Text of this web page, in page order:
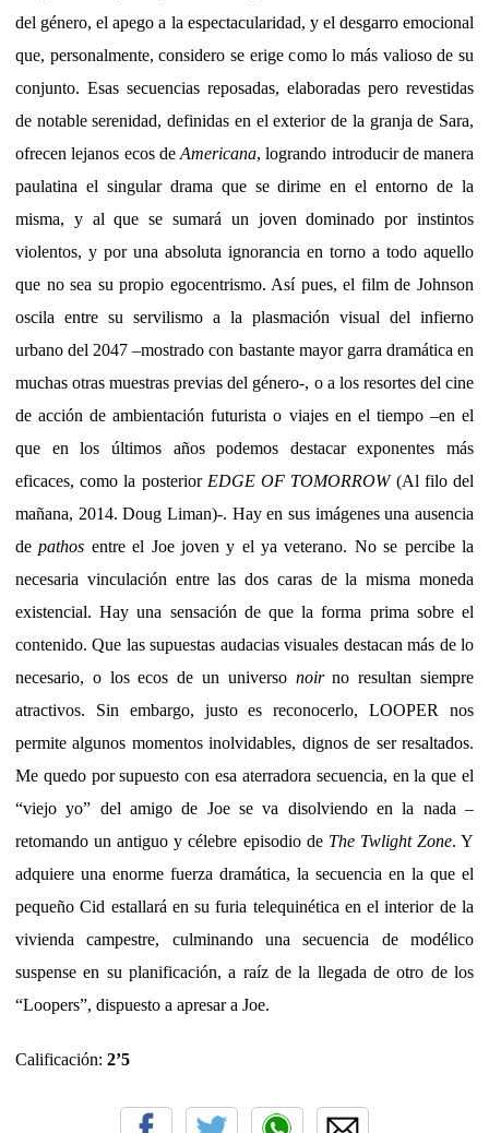
del género, el apego a la espectacularidad, y el desgarro emocional
que, personalmente, considero se erige como lo más valioso de su
conjunto. Esas secuencias reposadas, elaboradas pero revestidas
de notable serenidad, definidas en el exterior de la granja de Sara,
ofrecen lejanos ecos de Americana, logrando introducir de manera
paulatina el singular drama que se dirime en el entorno de la
misma, y al que se sumará un joven dominado por instintos
violentos, y por una absoluta ignorancia en torno a todo aquello
que no sea su propio egocentrismo. Así pues, el film de Johnson
oscila entre su servilismo a la plasmación visual del infierno
urbano del 2047 –mostrado con bastante mayor garra dramática en
muchas otras muestras previas del género-, o a los resortes del cine
de acción de ambientación futurista o viajes en el tiempo –en el
que en los últimos años podemos destacar exponentes más
eficaces, como la posterior EDGE OF TOMORROW(Al filo del
mañana, 2014. Doug Liman)-. Hay en sus imágenes una ausencia
depathos entre el Joe joven y el ya veterano. No se percibe la
necesaria vinculación entre las dos caras de la misma moneda
existencial. Hay una sensación de que la forma prima sobre el
contenido. Que las supuestas audacias visuales destacan más de lo
necesario, o los ecos de un universo noirno resultan siempre
atractivos. Sin embargo, justo es reconocerlo, LOOPER nos
permite algunos momentos inolvidables, dignos de ser resaltados.
Me quedo por supuesto con esa aterradora secuencia, en la que el
“viejo yo” del amigo de Joe se va disolviendo en la nada –
retomando un antiguo y célebre episodio de The Twlight Zone. Y
adquiere una enorme fuerza dramática, la secuencia en la que el
pequeño Cid estallará en su furia telequinética en el interior de la
vivienda campestre, culminando una secuencia de modélico
suspense en su planificación, a raíz de la llegada de otro de los
“Loopers”, dispuesto a apresar a Joe.
Calificación: 2’5